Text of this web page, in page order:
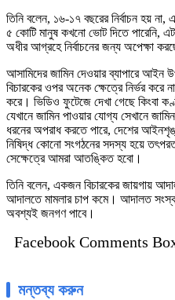
তিনি বলেন, ১৬-১৭ বছরের নির্বাচন হয়
৫ কোটি মানুষ কখনো ভোট দিতে পারেনি,
অধীর আগ্রহে নির্বাচনের জন্য অপেক্ষা
আসামিদের জামিন দেওয়ার ব্যাপারে আইন
বিচারকের ওপর অনেক ক্ষেত্রে নির্ভর করে
করে। ভিডিও ফুটেজে দেখা গেছে কিংবা
যেখানে জামিন পাওয়ার যোগ্য সেখানে
ধরনের অপরাধ করতে পারে, দেশের
নিষিদ্ধ কোনো সংগঠনের সদস্য হয়ে
সেক্ষেত্রে আমরা আতঙ্কিত হবো।
তিনি বলেন, একজন বিচারকের জায়গায়
আদালতে মামলার চাপ কমে। আদালত
অবশ্যই জনগণ পাবে।
Facebook Comments
মন্তব্য করুন